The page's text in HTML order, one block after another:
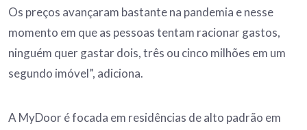
Os preços avançaram bastante na pandemia e nesse
momento em que as pessoas tentam racionar gastos,
ninguém quer gastar dois, três ou cinco milhões em um
segundo imóvel”, adiciona.
A MyDoor é focada em residências de alto padrão em